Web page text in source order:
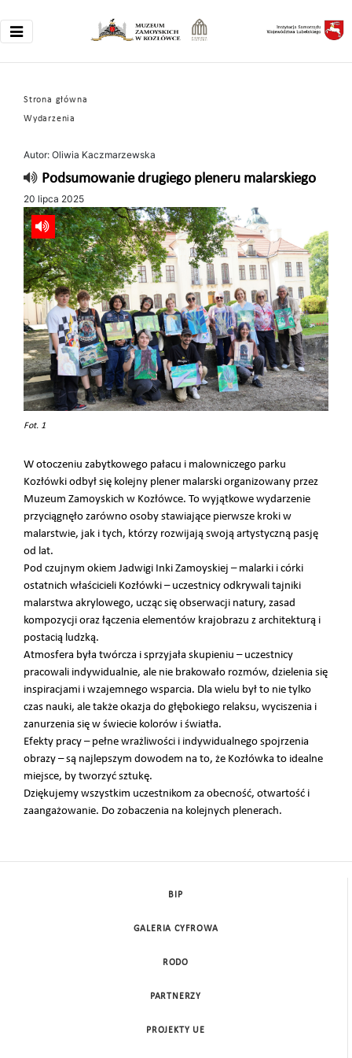
Strona główna
Wydarzenia
Autor: Oliwia Kaczmarzewska
Podsumowanie drugiego pleneru malarskiego
20 lipca 2025
Fot. 1
W otoczeniu zabytkowego pałacu i malowniczego parku
Kozłówki odbył się kolejny plener malarski organizowany przez
Muzeum Zamoyskich w Kozłówce. To wyjątkowe wydarzenie
przyciągnęło zarówno osoby stawiające pierwsze kroki w
malarstwie, jak i tych, którzy rozwijają swoją artystyczną pasję
od lat.
Pod czujnym okiem Jadwigi Inki Zamoyskiej – malarki i córki
ostatnich właścicieli Kozłówki – uczestnicy odkrywali tajniki
malarstwa akrylowego, ucząc się obserwacji natury, zasad
kompozycji oraz łączenia elementów krajobrazu z architekturą i
postacią ludzką.
Atmosfera była twórcza i sprzyjała skupieniu – uczestnicy
pracowali indywidualnie, ale nie brakowało rozmów, dzielenia się
inspiracjami i wzajemnego wsparcia. Dla wielu był to nie tylko
czas nauki, ale także okazja do głębokiego relaksu, wyciszenia i
zanurzenia się w świecie kolorów i światła.
Efekty pracy – pełne wrażliwości i indywidualnego spojrzenia
obrazy – są najlepszym dowodem na to, że Kozłówka to idealne
miejsce, by tworzyć sztukę.
Dziękujemy wszystkim uczestnikom za obecność, otwartość i
zaangażowanie. Do zobaczenia na kolejnych plenerach.
BIP
GALERIA CYFROWA
RODO
PARTNERZY
PROJEKTY UE